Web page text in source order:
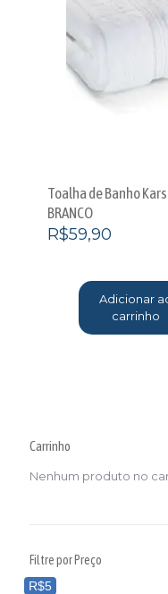
Toalha de Banho
BRANCO
R$59,90
Adicionar
carrinho
Carrinho
Nenhum produto no
Filtre por Preço
R$5